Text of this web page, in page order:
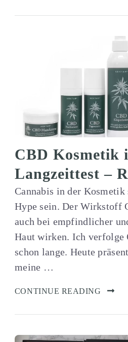
CBD Kosmetik
Langzeittest –
Cannabis in der Kosmetik
Hype sein. Der Wirkstoff
auch bei empfindlicher
Haut wirken. Ich verfolge
schon lange. Heute
meine …
CONTINUE READING